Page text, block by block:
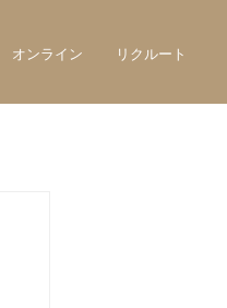
オンライン リクルート